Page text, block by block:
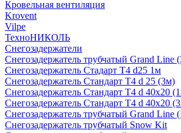
Кровельная вентиляция
Krovent
Vilpe
ТехноНИКОЛЬ
Снегозадержатели
Снегозадержатель трубчатый Grand Line
Снегозадержатель Стадарт Т4 d25 1м
Снегозадержатель Стандарт Т4 d 25 (3м)
Снегозадержатель Стандарт Т4 d 40х20
Снегозадержатель Стандарт Т4 d 40х20
Снегозадержатель трубчатый Grand Line
Снегозадержатель трубчатый Snow Kit